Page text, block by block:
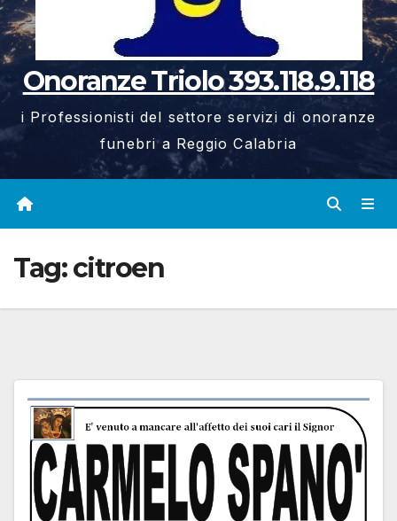
Onoranze Triolo 393.118.9.118
i Professionisti del settore servizi di onoranze
funebri a Reggio Calabria
Tag:citroen